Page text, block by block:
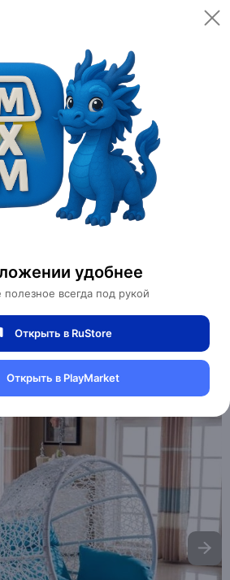
удобнее
полезное всегда под рукой
Открыть в RuStore
Открыть в PlayMarket
Открыть
Мебель для дома и офиса
Подвесное кресло из ротанга Jiaju ST
отзывов 0